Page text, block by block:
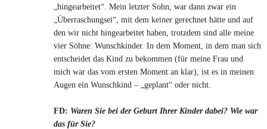
„hingearbeitet“. Mein letzter Sohn, war dann zwar ein
„Überraschungsei“, mit dem keiner gerechnet hätte und auf
den wir nicht hingearbeitet haben, trotzdem sind alle meine
vier Söhne: Wunschkinder. In dem Moment, in dem man sich
entscheidet das Kind zu bekommen (für meine Frau und
mich war das vom ersten Moment an klar), ist es in meinen
Augen ein Wunschkind – „geplant“ oder nicht.
FD: Waren Sie bei der Geburt Ihrer Kinder dabei? Wie war
das für Sie?